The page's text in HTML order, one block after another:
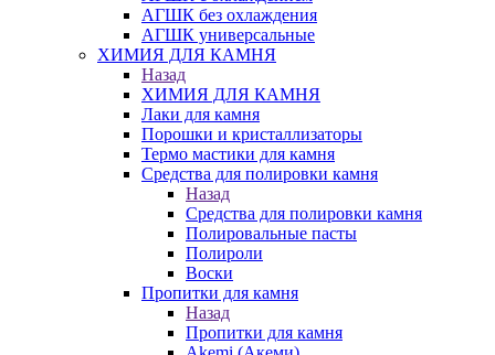
АГШК без охлаждения
АГШК универсальные
ХИМИЯ ДЛЯ КАМНЯ
Назад
ХИМИЯ ДЛЯ КАМНЯ
Лаки для камня
Порошки и кристаллизаторы
Термо мастики для камня
Средства для полировки камня
Назад
Средства для полировки камня
Полировальные пасты
Полироли
Воски
Пропитки для камня
Назад
Пропитки для камня